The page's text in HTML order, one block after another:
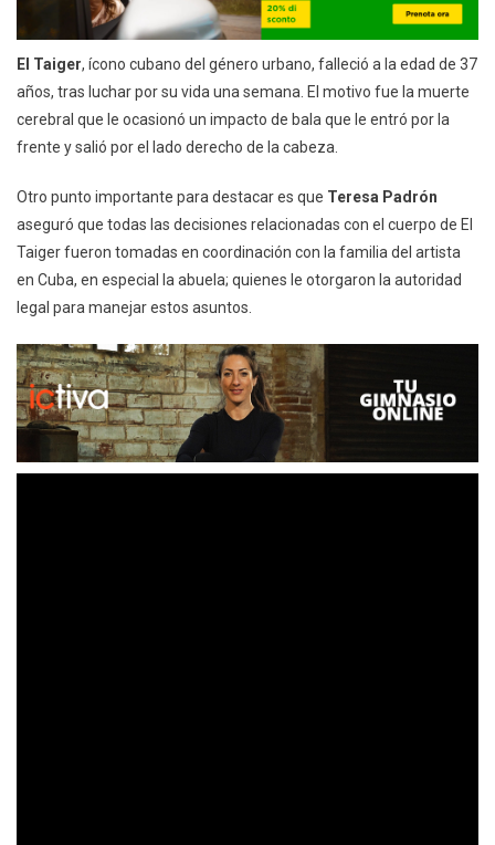
El Taiger, ícono cubano del género urbano, falleció a la edad de 37
años, tras luchar por su vida una semana. El motivo fue la muerte
cerebral que le ocasionó un impacto de bala que le entró por la
frente y salió por el lado derecho de la cabeza.
Otro punto importante para destacar es que Teresa Padrón
aseguró que todas las decisiones relacionadas con el cuerpo de El
Taiger fueron tomadas en coordinación con la familia del artista
en Cuba, en especial la abuela; quienes le otorgaron la autoridad
legal para manejar estos asuntos.